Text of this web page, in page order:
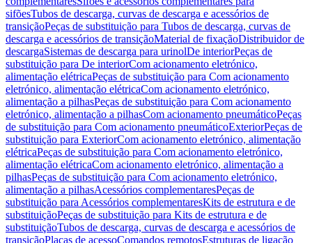
sifõesTubos de descarga, curvas de descarga e acessórios de
transiçãoPeças de substituição para Tubos de descarga, curvas de
descarga e acessórios de transiçãoMaterial de fixaçãoDistribuidor de
descargaSistemas de descarga para urinolDe interiorPeças de
substituição para De interiorCom acionamento eletrónico,
alimentação elétricaPeças de substituição para Com acionamento
eletrónico, alimentação elétricaCom acionamento eletrónico,
alimentação a pilhasPeças de substituição para Com acionamento
eletrónico, alimentação a pilhasCom acionamento pneumáticoPeças
de substituição para Com acionamento pneumáticoExteriorPeças de
substituição para ExteriorCom acionamento eletrónico, alimentação
elétricaPeças de substituição para Com acionamento eletrónico,
alimentação elétricaCom acionamento eletrónico, alimentação a
pilhasPeças de substituição para Com acionamento eletrónico,
alimentação a pilhasAcessórios complementaresPeças de
substituição para Acessórios complementaresKits de estrutura e de
substituiçãoPeças de substituição para Kits de estrutura e de
substituiçãoTubos de descarga, curvas de descarga e acessórios de
transiçãoPlacas de acessoComandos remotosEstruturas de ligação